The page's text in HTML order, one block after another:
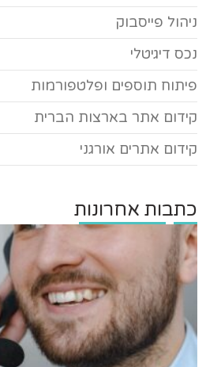
ניהול פייסבוק
נכס דיגיטלי
פיתוח תוספים ופלטפורמות
קידום אתר בארצות הברית
קידום אתרים אורגני
כתבות אחרונות